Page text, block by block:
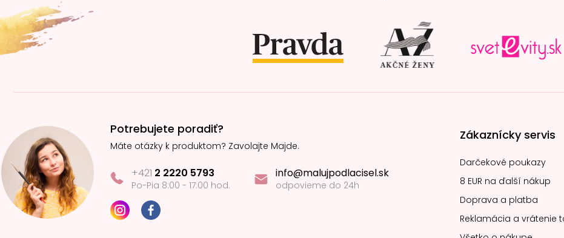
t
i
e
Potrebujete poradiť?
Máte otázky k produktom? Zavolajte Majde.
+421 2 2220 5793
Po-Pia 8:00 - 17:00 hod.
info@malujpodlacisel.sk
odpovieme do 24h
Zákaznícky servis
Darčekové poukazy
8 EUR na ďalší nákup
Doprava a platba
Reklamácia a vrátenie